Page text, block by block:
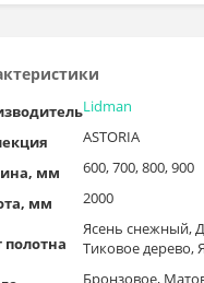
Lidman
ASTORIA
мм
600, 700, 800, 900
мм
2000
полотна
Ясень снежный,
Тиковое дерево,
Бронзовое,